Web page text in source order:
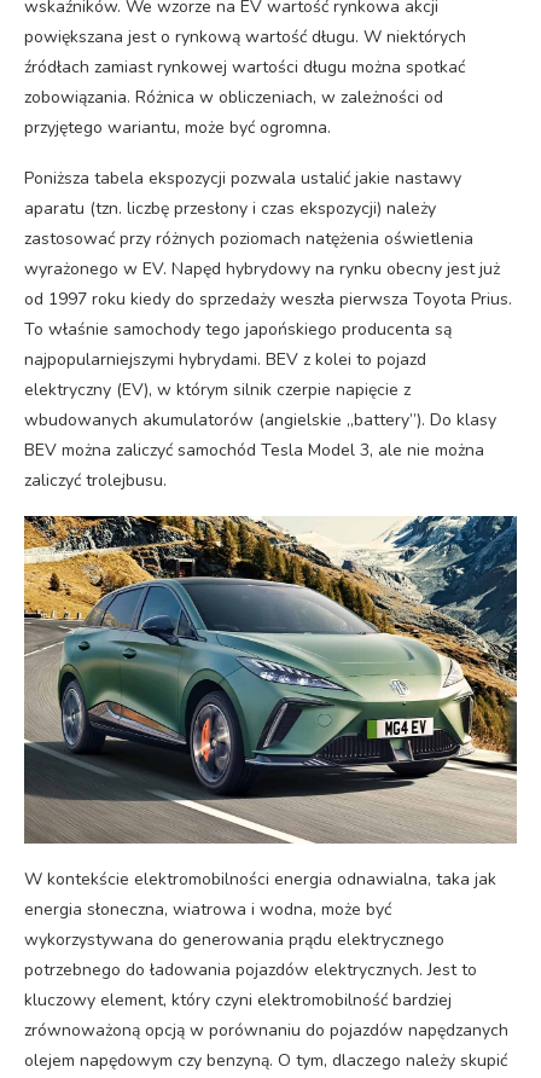
wskaźników. We wzorze na EV wartość rynkowa akcji
powiększana jest o rynkową wartość długu. W niektórych
źródłach zamiast rynkowej wartości długu można spotkać
zobowiązania. Różnica w obliczeniach, w zależności od
przyjętego wariantu, może być ogromna.
Poniższa tabela ekspozycji pozwala ustalić jakie nastawy
aparatu (tzn. liczbę przesłony i czas ekspozycji) należy
zastosować przy różnych poziomach natężenia oświetlenia
wyrażonego w EV. Napęd hybrydowy na rynku obecny jest już
od 1997 roku kiedy do sprzedaży weszła pierwsza Toyota Prius.
To właśnie samochody tego japońskiego producenta są
najpopularniejszymi hybrydami. BEV z kolei to pojazd
elektryczny (EV), w którym silnik czerpie napięcie z
wbudowanych akumulatorów (angielskie „battery”). Do klasy
BEV można zaliczyć samochód Tesla Model 3, ale nie można
zaliczyć trolejbusu.
W kontekście elektromobilności energia odnawialna, taka jak
energia słoneczna, wiatrowa i wodna, może być
wykorzystywana do generowania prądu elektrycznego
potrzebnego do ładowania pojazdów elektrycznych. Jest to
kluczowy element, który czyni elektromobilność bardziej
zrównoważoną opcją w porównaniu do pojazdów napędzanych
olejem napędowym czy benzyną. O tym, dlaczego należy skupić